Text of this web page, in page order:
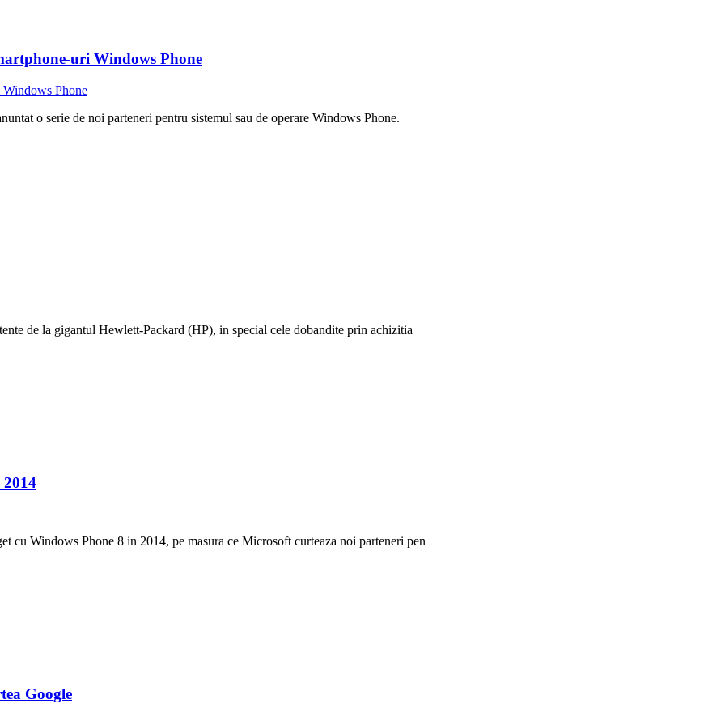
uri Windows Phone
o serie de noi parteneri pentru sistemul sau de operare Windows Phone.
de la gigantul Hewlett-Packard (HP), in special cele dobandite prin achizitia
2014
cu Windows Phone 8 in 2014, pe masura ce Microsoft curteaza noi parteneri pen
Google